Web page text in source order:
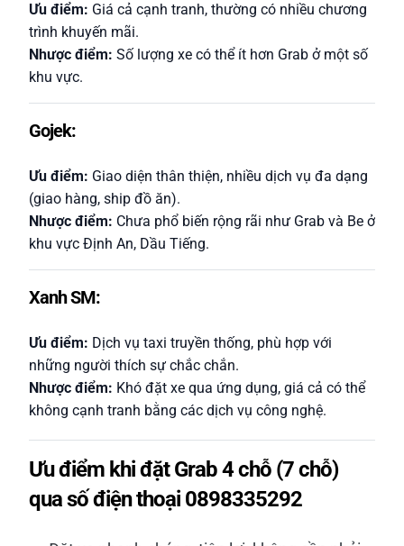
Ưu điểm: Giá cả cạnh tranh, thường có nhiều chương
trình khuyến mãi.
Nhược điểm: Số lượng xe có thể ít hơn Grab ở một số
khu vực.
Gojek:
Ưu điểm: Giao diện thân thiện, nhiều dịch vụ đa dạng
(giao hàng, ship đồ ăn).
Nhược điểm: Chưa phổ biến rộng rãi như Grab và Be ở
khu vực Định An, Dầu Tiếng.
Xanh SM:
Ưu điểm: Dịch vụ taxi truyền thống, phù hợp với
những người thích sự chắc chắn.
Nhược điểm: Khó đặt xe qua ứng dụng, giá cả có thể
không cạnh tranh bằng các dịch vụ công nghệ.
Ưu điểm khi đặt Grab 4 chỗ (7 chỗ)
qua số điện thoại 0898335292